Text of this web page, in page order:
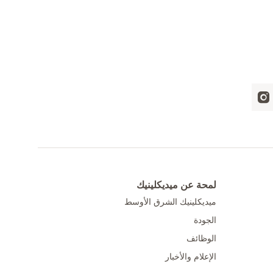
لمحة عن ميديكلينيك
ميديكلينيك الشرق الأوسط
الجودة
الوظائف
الإعلام والأخبار